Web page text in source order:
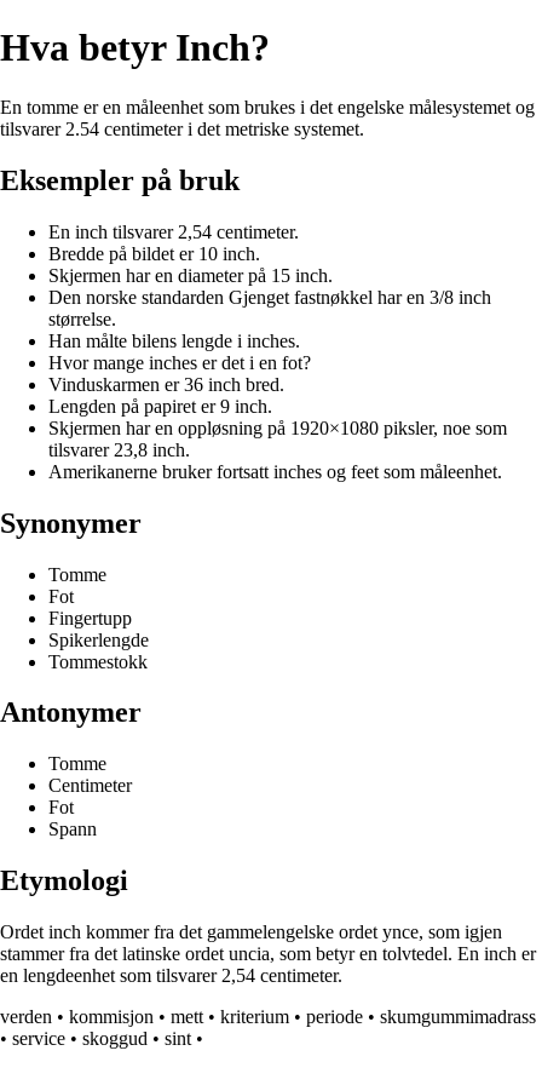
Hva betyr Inch?
En tomme er en måleenhet som brukes i det engelske målesystemet og
tilsvarer 2.54 centimeter i det metriske systemet.
Eksempler på bruk
En inch tilsvarer 2,54 centimeter.
Bredde på bildet er 10 inch.
Skjermen har en diameter på 15 inch.
Den norske standarden Gjenget fastnøkkel har en 3/8 inch
størrelse.
Han målte bilens lengde i inches.
Hvor mange inches er det i en fot?
Vinduskarmen er 36 inch bred.
Lengden på papiret er 9 inch.
Skjermen har en oppløsning på 1920×1080 piksler, noe som
tilsvarer 23,8 inch.
Amerikanerne bruker fortsatt inches og feet som måleenhet.
Synonymer
Tomme
Fot
Fingertupp
Spikerlengde
Tommestokk
Antonymer
Tomme
Centimeter
Fot
Spann
Etymologi
Ordet inch kommer fra det gammelengelske ordet ynce, som igjen
stammer fra det latinske ordet uncia, som betyr en tolvtedel. En inch er
en lengdeenhet som tilsvarer 2,54 centimeter.
verden • kommisjon • mett • kriterium • periode • skumgummimadrass
• service • skoggud • sint •